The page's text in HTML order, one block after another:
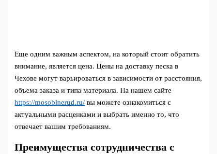
Еще одним важным аспектом, на который стоит обратить
внимание, является цена. Цены на доставку песка в
Чехове могут варьироваться в зависимости от расстояния,
объема заказа и типа материала. На нашем сайте
https://mosoblnerud.ru/ вы можете ознакомиться с
актуальными расценками и выбрать именно то, что
отвечает вашим требованиям.
Преимущества сотрудничества с